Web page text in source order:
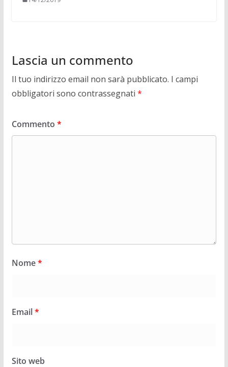
Lascia un commento
Il tuo indirizzo email non sarà pubblicato. I campi
obbligatori sono contrassegnati *
Commento *
Nome*
Email*
Sito web